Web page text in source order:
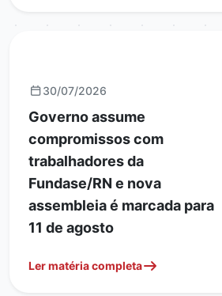
30/07/2026
Governo assume
compromissos com
trabalhadores da
Fundase/RN e nova
assembleia é marcada para
11 de agosto
Ler matéria completa